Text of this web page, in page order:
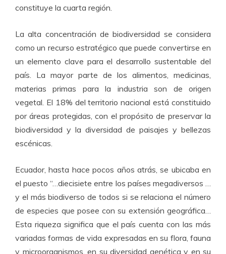
constituye la cuarta región.
La alta concentración de biodiversidad se considera
como un recurso estratégico que puede convertirse en
un elemento clave para el desarrollo sustentable del
país. La mayor parte de los alimentos, medicinas,
materias primas para la industria son de origen
vegetal. El 18% del territorio nacional está constituido
por áreas protegidas, con el propósito de preservar la
biodiversidad y la diversidad de paisajes y bellezas
escénicas.
Ecuador, hasta hace pocos años atrás, se ubicaba en
el puesto “…diecisiete entre los países megadiversos …
y el más biodiverso de todos si se relaciona el número
de especies que posee con su extensión geográfica…
Esta riqueza significa que el país cuenta con las más
variadas formas de vida expresadas en su flora, fauna
y microorganismos, en su diversidad genética y en su